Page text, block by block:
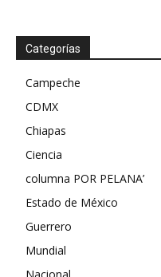
Categorías
Campeche
CDMX
Chiapas
Ciencia
columna POR PELANA’
Estado de México
Guerrero
Mundial